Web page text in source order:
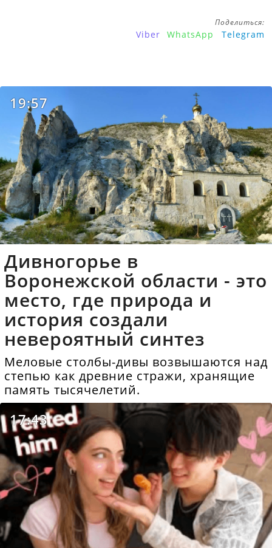
Поделиться:
Viber WhatsApp Telegram
19:57
Дивногорье в
Воронежской области - это
место, где природа и
история создали
невероятный синтез
Меловые столбы-дивы возвышаются над
степью как древние стражи, хранящие
память тысячелетий.
17:43